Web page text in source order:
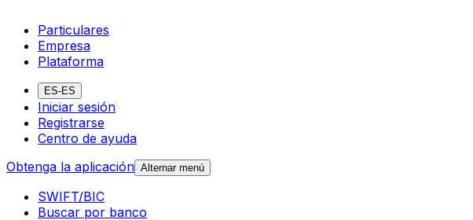
Particulares
Empresa
Plataforma
ES-ES
Iniciar sesión
Registrarse
Centro de ayuda
Obtenga la aplicación Alternar menú
SWIFT/BIC
Buscar por banco